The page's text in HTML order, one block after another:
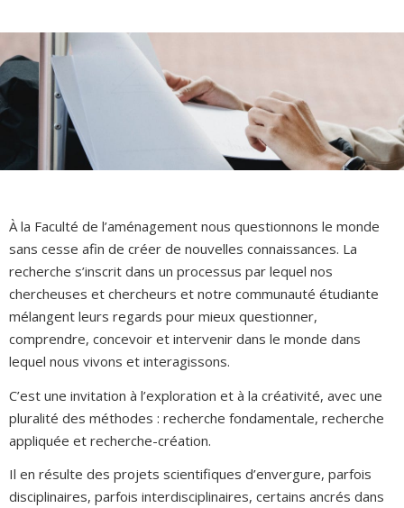
À la Faculté de l’aménagement nous questionnons le monde
sans cesse afin de créer de nouvelles connaissances. La
recherche s’inscrit dans un processus par lequel nos
chercheuses et chercheurs et notre communauté étudiante
mélangent leurs regards pour mieux questionner,
comprendre, concevoir et intervenir dans le monde dans
lequel nous vivons et interagissons.
C’est une invitation à l’exploration et à la créativité, avec une
pluralité des méthodes : recherche fondamentale, recherche
appliquée et recherche-création.
Il en résulte des projets scientifiques d’envergure, parfois
disciplinaires, parfois interdisciplinaires, certains ancrés dans